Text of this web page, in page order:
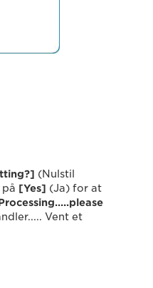
(Nulstil
på [Yes] (Ja) for at
Vent et